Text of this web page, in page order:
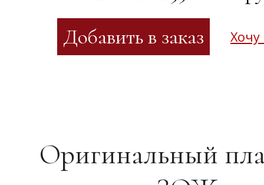
Хочу
Оригинальный